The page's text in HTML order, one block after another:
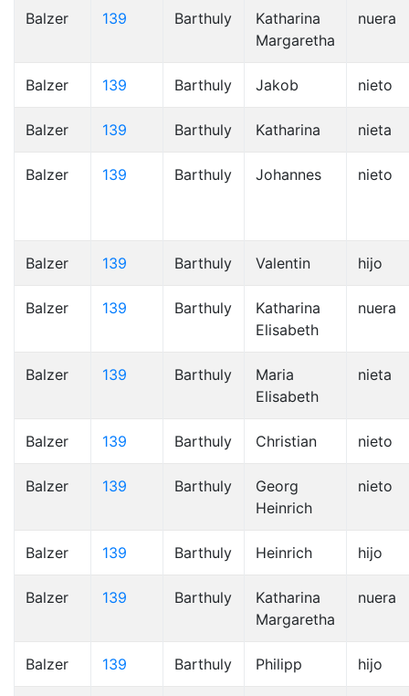
Balzer 139 Barthuly
Katharina
Margaretha
nuera
Balzer 139 Barthuly Jakob nieto
Balzer 139 Barthuly Katharina nieta
Balzer 139 Barthuly Johannes nieto
Balzer 139 Barthuly Valentin hijo
Balzer 139 Barthuly
Katharina
Elisabeth
nuera
Balzer 139 Barthuly
Maria
Elisabeth
nieta
Balzer 139 Barthuly Christian nieto
Balzer 139 Barthuly
Georg
Heinrich
nieto
Balzer 139 Barthuly Heinrich hijo
Balzer 139 Barthuly
Katharina
Margaretha
nuera
Balzer 139 Barthuly Philipp hijo